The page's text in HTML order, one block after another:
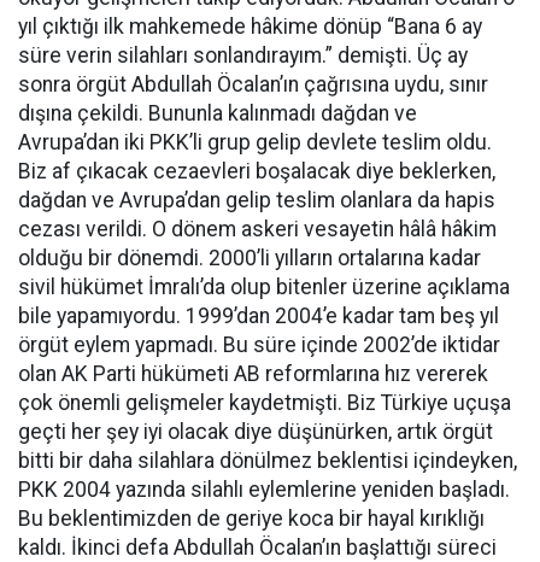
yıl çıktığı ilk mahkemede hâkime dönüp “Bana 6 ay
süre verin silahları sonlandırayım.” demişti. Üç ay
sonra örgüt Abdullah Öcalan’ın çağrısına uydu, sınır
dışına çekildi. Bununla kalınmadı dağdan ve
Avrupa’dan iki PKK’li grup gelip devlete teslim oldu.
Biz af çıkacak cezaevleri boşalacak diye beklerken,
dağdan ve Avrupa’dan gelip teslim olanlara da hapis
cezası verildi. O dönem askeri vesayetin hâlâ hâkim
olduğu bir dönemdi. 2000’li yılların ortalarına kadar
sivil hükümet İmralı’da olup bitenler üzerine açıklama
bile yapamıyordu. 1999’dan 2004’e kadar tam beş yıl
örgüt eylem yapmadı. Bu süre içinde 2002’de iktidar
olan AK Parti hükümeti AB reformlarına hız vererek
çok önemli gelişmeler kaydetmişti. Biz Türkiye uçuşa
geçti her şey iyi olacak diye düşünürken, artık örgüt
bitti bir daha silahlara dönülmez beklentisi içindeyken,
PKK 2004 yazında silahlı eylemlerine yeniden başladı.
Bu beklentimizden de geriye koca bir hayal kırıklığı
kaldı. İkinci defa Abdullah Öcalan’ın başlattığı süreci